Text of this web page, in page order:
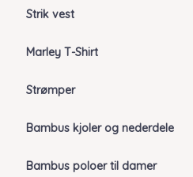
Strik vest
Marley T-Shirt
Strømper
Bambus kjoler og nederdele
Bambus poloer til damer